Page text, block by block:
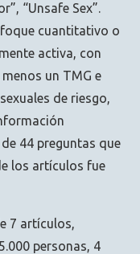
“Unsafe Sex”.
cuantitativo o
activa, con
un TMG e
de riesgo,
44 preguntas que
los artículos fue
7 artículos,
personas, 4